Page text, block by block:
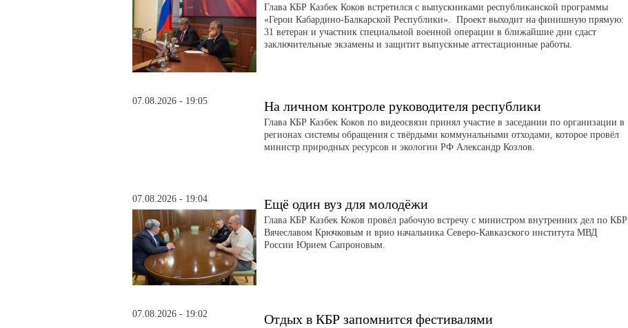
Глава КБР Казбек Коков встретился с выпускниками республиканской программы
«Герои Кабардино-Балкарской Республики». Проект выходит на финишную прямую:
31 ветеран и участник специальной военной операции в ближайшие дни сдаст
заключительные экзамены и защитит выпускные аттестационные работы.
07.08.2026 - 19:05 На личном контроле руководителя республики
Глава КБР Казбек Коков по видеосвязи принял участие в заседании по организации в
регионах системы обращения с твёрдыми коммунальными отходами, которое провёл
министр природных ресурсов и экологии РФ Александр Козлов.
07.08.2026 - 19:04 Ещё один вуз для молодёжи
Глава КБР Казбек Коков провёл рабочую встречу с министром внутренних дел по КБР
Вячеславом Крючковым и врио начальника Северо-Кавказского института МВД
России Юрием Сапроновым.
07.08.2026 - 19:02 Отдых в КБР запомнится фестивалями